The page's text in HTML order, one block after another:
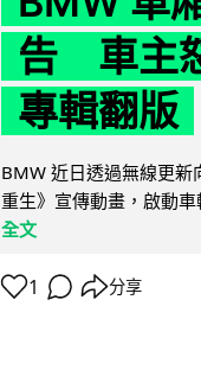
告 車主
專輯翻版
BMW 近日透過無線更新
重生》宣傳動畫，啟動
全文
1 分享